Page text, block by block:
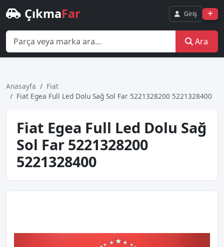
ÇıkmaFar Giriş
Ara
Anasayfa
Fiat
Fi̇at Egea Full Led Dolu Sağ Sol Far 5221328200 5221328400
Fi̇at Egea Full Led Dolu Sağ
Sol Far 5221328200
5221328400